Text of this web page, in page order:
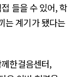
들을 수 있어, 학
는 계기가 됐다는
한걸음센터,